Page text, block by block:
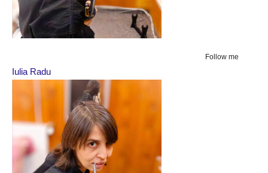
Follow me
Iulia Radu